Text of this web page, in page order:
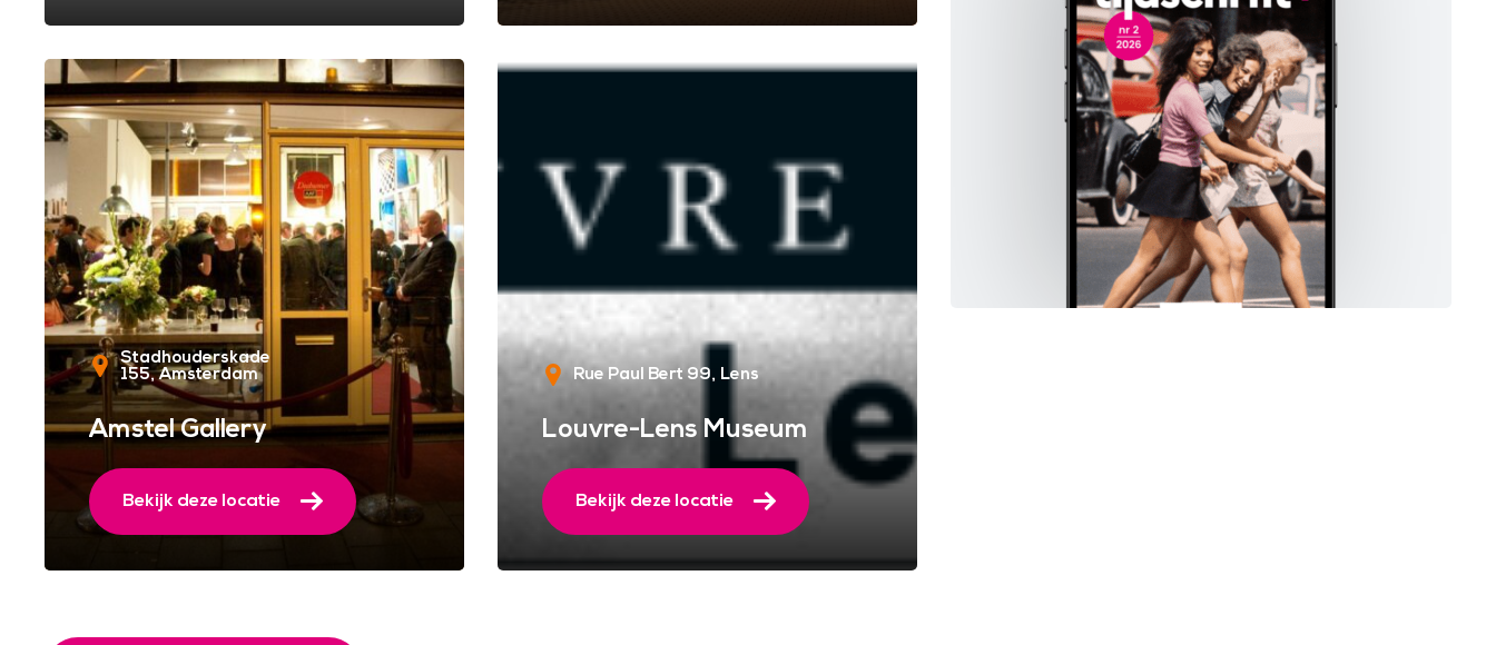
Stadhouderskade
155 Amsterdam
Amstel Gallery
Bekijk deze locatie
Rue Paul Bert 99 Lens
Louvre-Lens Museum
Bekijk deze locatie